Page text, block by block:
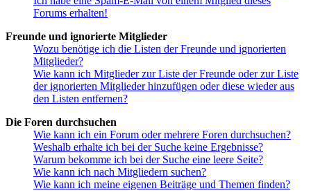
Forums erhalten!
Freunde und ignorierte Mitglieder
Wozu benötige ich die Listen der Freunde und ignorierten
Mitglieder?
Wie kann ich Mitglieder zur Liste der Freunde oder zur Liste
der ignorierten Mitglieder hinzufügen oder diese wieder aus
den Listen entfernen?
Die Foren durchsuchen
Wie kann ich ein Forum oder mehrere Foren durchsuchen?
Weshalb erhalte ich bei der Suche keine Ergebnisse?
Warum bekomme ich bei der Suche eine leere Seite?
Wie kann ich nach Mitgliedern suchen?
Wie kann ich meine eigenen Beiträge und Themen finden?